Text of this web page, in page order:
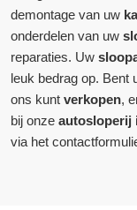
demontage van uw
onderdelen van uw
reparaties. Uw
leuk bedrag op. Bent
ons kunt verkopen,
bij onze autosloperij
via het